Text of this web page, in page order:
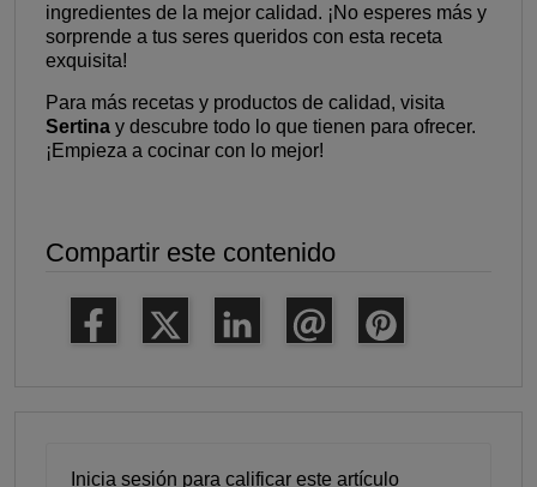
ingredientes de la mejor calidad. ¡No esperes más y
sorprende a tus seres queridos con esta receta
exquisita!
Para más recetas y productos de calidad, visita
Sertina y descubre todo lo que tienen para ofrecer.
¡Empieza a cocinar con lo mejor!
Compartir este contenido
Inicia sesión para calificar este artículo